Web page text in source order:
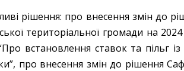
рішення: про внесення змін до
територіальної громади на
встановлення ставок та пільг
про внесення змін до рішення